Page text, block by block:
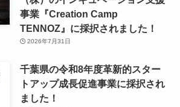
事業『Creation Camp
TENNOZ』に採択されました！
2026年7月31日
千葉県の令和8年度⾰新的スター
トアップ成⻑促進事業に採択され
ました！